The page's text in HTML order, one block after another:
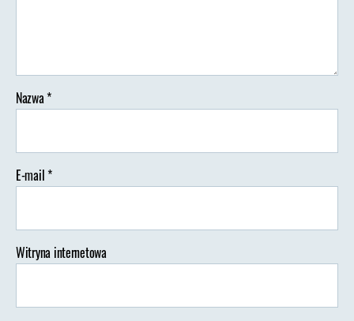
Nazwa*
E-mail*
Witryna internetowa